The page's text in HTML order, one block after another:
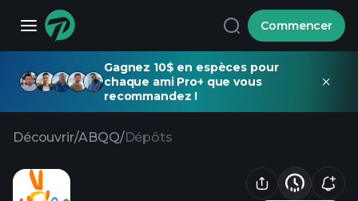
Commencer
Gagnez 10$ en espèces pour
chaque ami Pro+ que vous
recommandez !
Découvrir/ABQQ/Dépôts